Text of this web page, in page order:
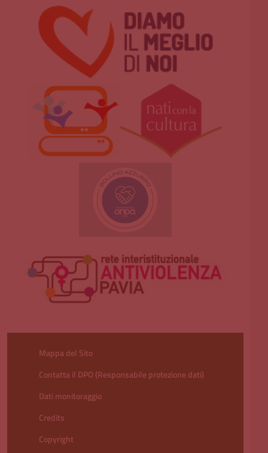
Mappa del Sito
Contatta il DPO (Responsabile protezione dati)
Dati monitoraggio
Credits
Copyright